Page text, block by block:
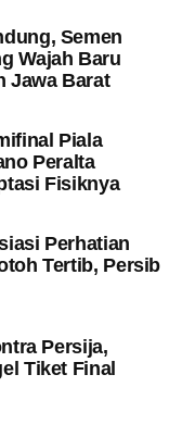
Semen
Wajah Baru
Jawa Barat
Piala
Peralta
Fisiknya
Perhatian
Tertib, Persib
Persija,
Tiket Final